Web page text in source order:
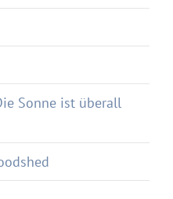
Sonne ist überall